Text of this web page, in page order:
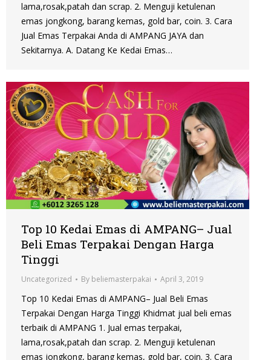
lama,rosak,patah dan scrap. 2. Menguji ketulenan
emas jongkong, barang kemas, gold bar, coin. 3. Cara
Jual Emas Terpakai Anda di AMPANG JAYA dan
Sekitarnya. A. Datang Ke Kedai Emas…
Top 10 Kedai Emas di AMPANG– Jual
Beli Emas Terpakai Dengan Harga
Tinggi
Uncategorized By beliemasterpakai April 3, 2019
Top 10 Kedai Emas di AMPANG– Jual Beli Emas
Terpakai Dengan Harga Tinggi Khidmat jual beli emas
terbaik di AMPANG 1. Jual emas terpakai,
lama,rosak,patah dan scrap. 2. Menguji ketulenan
emas jongkong, barang kemas, gold bar, coin. 3. Cara